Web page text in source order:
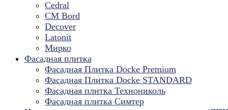
Cedral
CM Bord
Decover
Latonit
Мирко
Фасадная плитка
Фасадная Плитка Docke Premium
Фасадная Плитка Docke STANDARD
Фасадная плитка Технониколь
Фасадная плитка Симтер